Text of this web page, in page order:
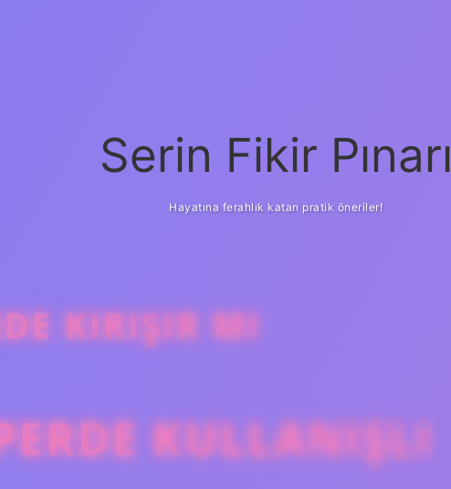
Serin Fikir Pınarı
Hayatına ferahlık katan pratik öneriler!
KIRIŞIR MI
KULLANIŞLI